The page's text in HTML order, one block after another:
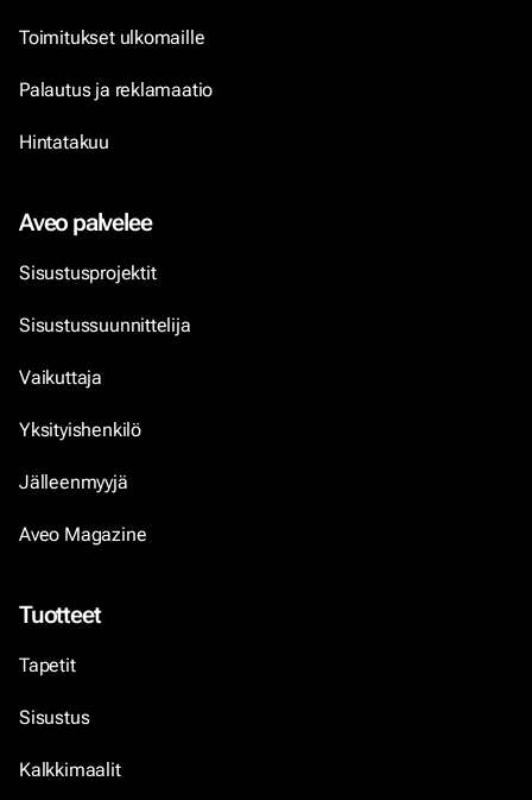
Toimitukset ulkomaille
Palautus ja reklamaatio
Hintatakuu
Aveo palvelee
Sisustusprojektit
Sisustussuunnittelija
Vaikuttaja
Yksityishenkilö
Jälleenmyyjä
Aveo Magazine
Tuotteet
Tapetit
Sisustus
Kalkkimaalit